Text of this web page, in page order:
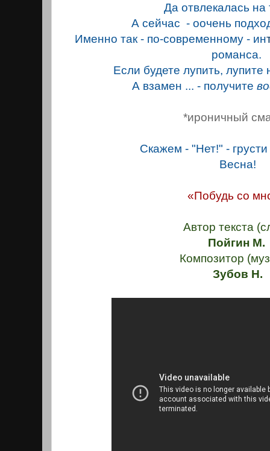
Да отвлекалaсь на
А сейчас - оочень
Именно так - по-современному - ин
романса.
Если будете лупить,
А взамен ... - получите
*ироничный
Скажем - "Нет!" -
Весна!
«Побудь со
Автор текста
Пойгин М.
Композитор
Зубов Н.